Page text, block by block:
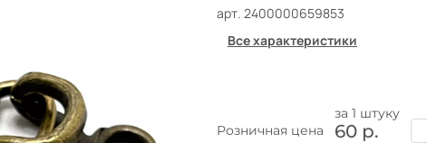
арт. 2400000659853
Все характеристики
за 1 штуку
Розничная цена
60 р.